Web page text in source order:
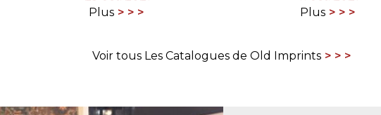
Plus
Plus
Voir tous Les Catalogues de Old Imprints